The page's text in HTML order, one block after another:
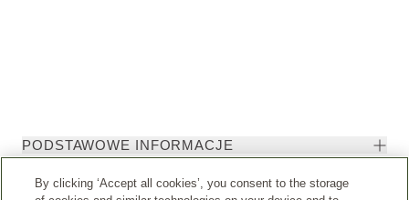
PODSTAWOWE INFORMACJE
DOKUMENTY I INFORMACJE
By clicking ‘Accept all cookies’, you consent to the storage